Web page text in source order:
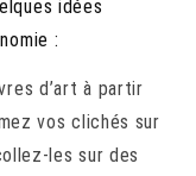
idées
:
d’art à partir
vos clichés sur
les sur des